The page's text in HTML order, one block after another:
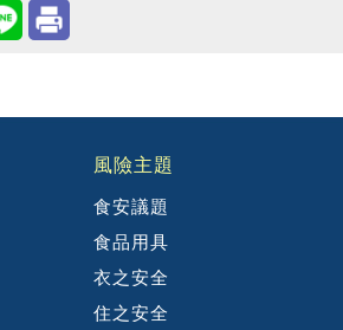
風險主題
食安議題
食品用具
衣之安全
住之安全